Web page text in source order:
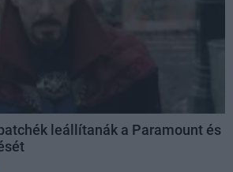
leállítanák a Paramount és